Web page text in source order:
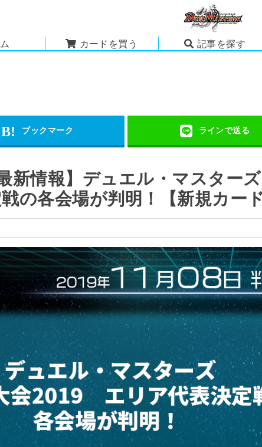
カードを買う 記事を探す
最新情報】デュエル・マスタ
の各会場が判明！【新規カード